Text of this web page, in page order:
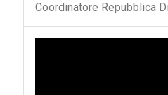
Coordinatore Repubblica